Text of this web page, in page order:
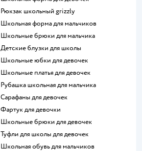
Рюкзак школьный grizzly
Школьная форма для мальчиков
Школьные брюки для мальчика
Детские блузки для школы
Школьные юбки для девочек
Школьные платья для девочек
Рубашка школьная для мальчика
Сарафаны для девочек
Фартук для девочки
Школьные брюки для девочек
Туфли для школы для девочек
Школьная обувь для мальчиков